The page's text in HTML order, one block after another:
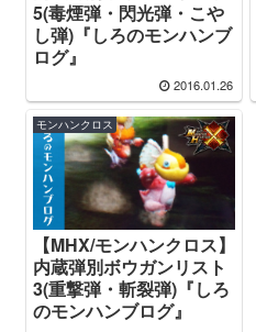
5(毒煙弾・閃光弾・こや
し弾)『しろのモンハンブ
ログ』
2016.01.26
モンハンクロス
【MHX/モンハンクロス】
内蔵弾別ボウガンリスト
3(重撃弾・斬裂弾)『しろ
のモンハンブログ』